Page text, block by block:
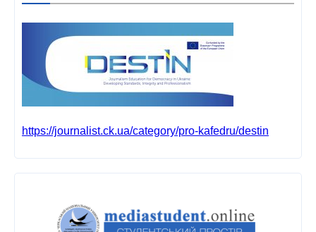
https://journalist.ck.ua/category/pro-kafedru/destin